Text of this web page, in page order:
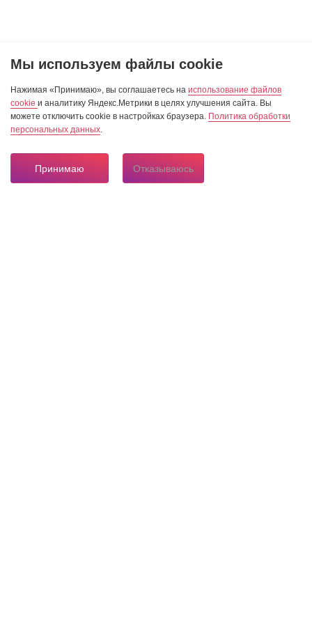
Мы используем файлы cookie
Нажимая «Принимаю», вы соглашаетесь на использование файлов
cookie и аналитику Яндекс.Метрики в целях улучшения сайта. Вы
можете отключить cookie в настройках браузера. Политика обработки
персональных данных.
Принимаю Отказываюсь